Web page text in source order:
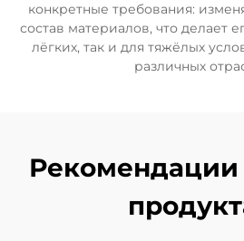
конкретные требования:
состав материалов, что делает
лёгких, так и для тяжёлых
различных